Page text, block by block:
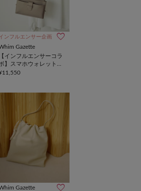
インフルエンサー企画
Gazette
【インフルエンサーコラ
】スマホウォレットシ
ルダーバッグ3
Gazette